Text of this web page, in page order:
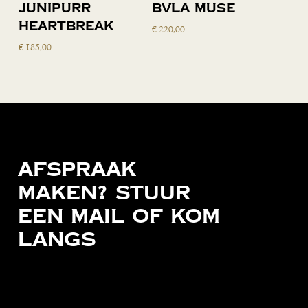
Toevoegen
aan
Junipurr
Heartbreak
€185,00
BVLA Muse
€220,00
Afspraak
maken? Stuur
een mail of kom
langs